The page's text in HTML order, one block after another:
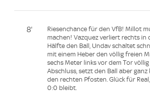
8'
Riesenchance für den VfB! Millot
machen! Vazquez verliert rechts in
Hälfte den Ball, Undav schaltet
mit einem Heber den völlig freien
sechs Meter links vor dem Tor
Abschluss, setzt den Ball aber
den rechten Pfosten. Glück für
0:0 bleibt.